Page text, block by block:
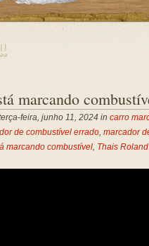
marcando
feira, junho 11, 2024 in carro
de combustível errado, marcador
marcando combustível, Thais Roland